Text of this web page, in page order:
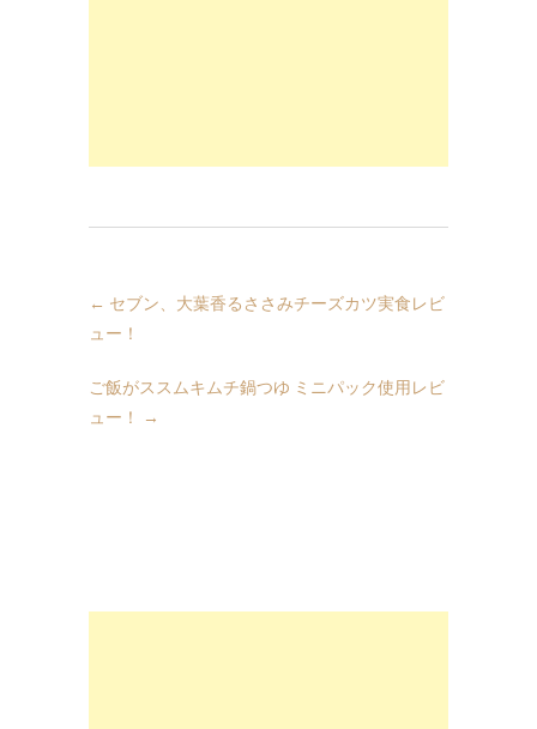
← セブン、大葉香るささみチーズカツ実食レビ
ュー！
ご飯がススムキムチ鍋つゆ ミニパック使用レビ
ュー！
→